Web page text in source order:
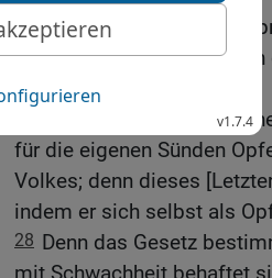
26 Denn ein solcher
unschuldig, unbefleckt,
als die Himmel ist,
der es nicht wie die
für die eigenen Sünden
Volkes; denn dieses
indem er sich selbst als
28 Denn das Gesetz